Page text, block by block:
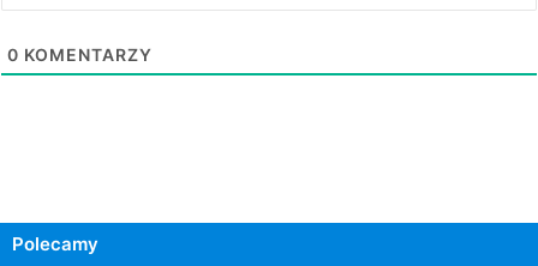
0 KOMENTARZY
Polecamy